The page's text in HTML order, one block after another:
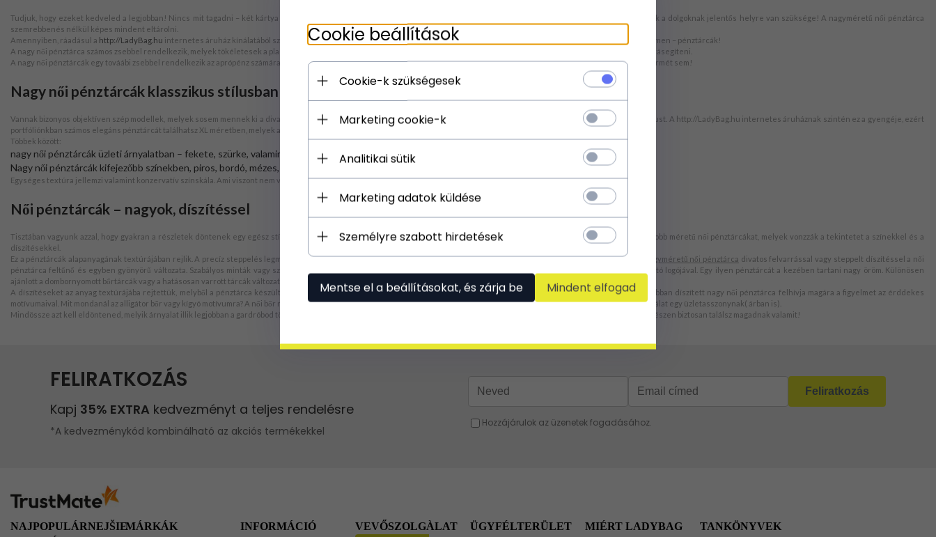
Tudjuk, hogy ezeket kedveled a legjobban! Nincs mit tagadni – két kártya a pénzautomatához, 43 kártya a hűség programokhoz, a kedves fényképe, és még pár apróság – ezeknek a dolgoknak jelentős helyre van szüksége! A nagyméretű női pénztárca
szemrebbenés nélkül képes mindent eltárolni.
Amennyiben, ráadásul a http://LadyBag.hu internetes áruház kínálatából szándékozol választani, A stílus érzék, és a forró ajánlatok mindig karnyújtásnyira lesznek. És – nomen est omen – pénztárcák!
A nagy női pénztárca számos zsebbel rendelkezik, melyek tökéletesek a plasztik kártyáknak. Könnyedén kiemelhetjük a kártyákat, nem szükséges erőltetni, vagy hosszú körmökkel rásegíteni.
A nagy női pénztárcák egy továábi zsebbel rendelkezik az aprópénz számára, mely minőségi zárral biztosítható. Ennek köszönhetően biztos lehetsz abban, hogy nem veszítesz el egy érmét sem!
Nagy női pénztárcák klasszikus stílusban
Vannak bizonyos objektíven szép modellek, melyek sosem mennek ki a divatból. Különösen azoknak a hölgyeknek ajánljuk, akik értékelik a klasszikus formákat, és az univerzális stílust. A http://LadyBag.hu internetes áruháznak szintén ez a gyengéje, ezért
portfóliónkban számos elegáns pénztárcát találhatsz XL méretben, melyek a pillanatnyi trendekre támaszkodnak.
Többek között:
nagy női pénztárcák üzleti árnyalatban – fekete, szürke, valamint sztonizált barna;
Nagy női pénztárcák kifejezőbb színekben, piros, bordó, mézes, korall, üvegzöld
Egységes textúra jellemzi valamint konzervatív színskála. Ami viszont nem veszi el a sikkességét, ami a legjobb benyomást kelti.
Női pénztárcák – nagyok, díszítéssel
Tisztában vagyunk azzal, hogy gyakran a részletek döntenek egy egész stílusráról. A pikantériát kedvelő hölgyek számára kínáljuk a kisebb nagyobb díszítéssel rendelkező, nagyobb méretű női pénztárcákat, melyek vonzzák a tekintetet a színekkel és a
díszítésekkel.
Ez a pénztárcák alapanyagának textúrájában rejlik. A precíz steppelés legmagasabb minőségét és művészetét jelenti - gazdag stílusra utalva, vagy a modernitásban beállítva. A
nagyméretű női pénztárca divatos felvarrással vagy steppelt díszítéssel a női
pénztárca feltűnő és egyben gyönyörű változata. Szabályos minták vagy szabálytalan öltések. Finom dombornyomás vagy megkülönböztető struktúrák többé-kevésbé látható gyártó logójával. Egy ilyen pénztárcát a kezében tartani nagy öröm. Különösen
ajánlott a dombornyomott bőrtárcák vagy a hatásosan varrott tárcák változatában. A bőr illatának és a tapintásnak a kombinációja - megfizethetetlen.
A díszítéseket az anyag textúrájába rejtettük, melyből a pénztárca készült. Ez a legkiválóbb minőség és precíz steppelés eredménye – gazdag stílus vagy modernbe ágyazva. A jobban díszített nagy női pénztárca felhívja magára a figyelmet az érddekes
motívumaival. Mit mondanál az alligátor bőr vagy kígyó motívumra? A női bőr nagyméretű pénztárca ilyen hatékony motívummal felvértezve rendkívül exklúzív mutatja magát. Ez telitalálat egy üzletasszonynak( árban is).
Mindössze azt kell eldöntened, melyik árnyalat illik legjobban a gardróbod többi részéhez – zöldes, piros, vagy talán barna? Ne fogd vissza magad – kínálatunk annyira gazdag, hogy egészen biztosan találsz magadnak valamit!
NAJPOPULÁRNEJŠIEMÁRKÁK INFORMÁCIÓ VEVŐSZOLGÀLAT ÜGYFÉLTERÜLET MIÉRT LADYBAG TANKÖNYVEK
Cookie beállítások
Cookie-k szükségesek
Marketing cookie-k
Analitikai sütik
Marketing adatok küldése
Személyre szabott hirdetések
Mentse el a beállításokat, és zárja be Mindent elfogad